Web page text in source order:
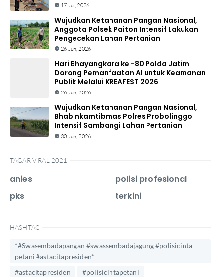
17 Jul, 2026
Wujudkan Ketahanan Pangan Nasional,
Anggota Polsek Paiton Intensif Lakukan
Pengecekan Lahan Pertanian
26 Jun, 2026
Hari Bhayangkara ke -80 Polda Jatim
Dorong Pemanfaatan AI untuk Keamanan
Publik Melalui KREAFEST 2026
26 Jun, 2026
Wujudkan Ketahanan Pangan Nasional,
Bhabinkamtibmas Polres Probolinggo
Intensif Sambangi Lahan Pertanian
30 Jun, 2026
TAGAR VIRAL 2021
anies
pks
polisi profesional
terkini
HASHTAG
*#Swasembadapangan #swassembadajagung #polisicinta
petani #astacitapresiden*
#astacitapresiden
#polisicintapetani